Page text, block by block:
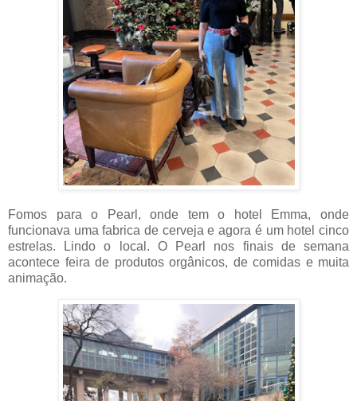
Fomos para o Pearl, onde tem o hotel Emma, onde
funcionava uma fabrica de cerveja e agora é um hotel cinco
estrelas. Lindo o local. O Pearl nos finais de semana
acontece feira de produtos orgânicos, de comidas e muita
animação.